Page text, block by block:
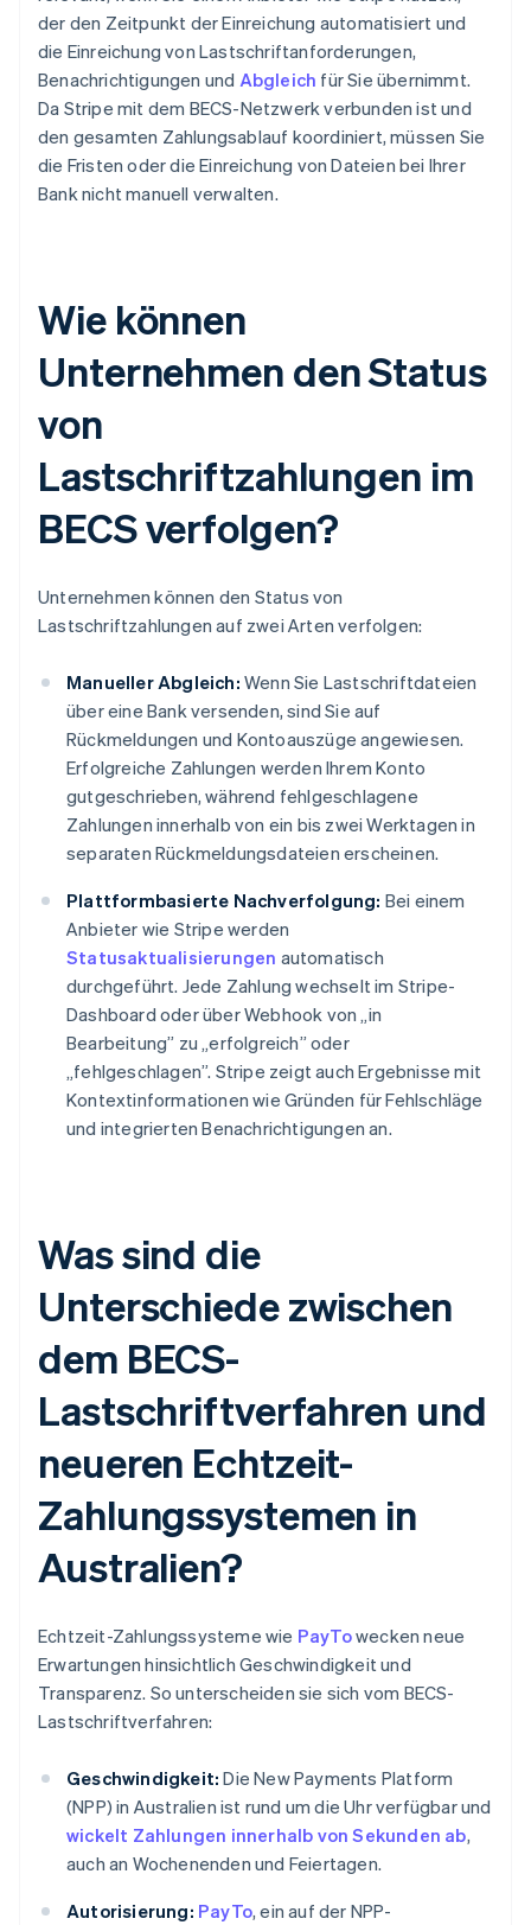
der den Zeitpunkt der Einreichung automatisiert und
die Einreichung von Lastschriftanforderungen,
Benachrichtigungen und Abgleich für Sie übernimmt.
Da Stripe mit dem BECS-Netzwerk verbunden ist und
den gesamten Zahlungsablauf koordiniert, müssen Sie
die Fristen oder die Einreichung von Dateien bei Ihrer
Bank nicht manuell verwalten.
Wie können
Unternehmen den Status
von
Lastschriftzahlungen im
BECS verfolgen?
Unternehmen können den Status von
Lastschriftzahlungen auf zwei Arten verfolgen:
Manueller Abgleich: Wenn Sie Lastschriftdateien
über eine Bank versenden, sind Sie auf
Rückmeldungen und Kontoauszüge angewiesen.
Erfolgreiche Zahlungen werden Ihrem Konto
gutgeschrieben, während fehlgeschlagene
Zahlungen innerhalb von ein bis zwei Werktagen in
separaten Rückmeldungsdateien erscheinen.
Plattformbasierte Nachverfolgung: Bei einem
Anbieter wie Stripe werden
Statusaktualisierungen automatisch
durchgeführt. Jede Zahlung wechselt im Stripe-
Dashboard oder über Webhook von „in
Bearbeitung” zu „erfolgreich” oder
„fehlgeschlagen”. Stripe zeigt auch Ergebnisse mit
Kontextinformationen wie Gründen für Fehlschläge
und integrierten Benachrichtigungen an.
Was sind die
Unterschiede zwischen
dem BECS-
Lastschriftverfahren und
neueren Echtzeit-
Zahlungssystemen in
Australien?
Echtzeit-Zahlungssysteme wie PayTowecken neue
Erwartungen hinsichtlich Geschwindigkeit und
Transparenz. So unterscheiden sie sich vom BECS-
Lastschriftverfahren:
Geschwindigkeit: Die New Payments Platform
(NPP) in Australien ist rund um die Uhr verfügbar und
wickelt Zahlungen innerhalb von Sekunden ab,
auch an Wochenenden und Feiertagen.
Autorisierung: PayTo, ein auf der NPP-